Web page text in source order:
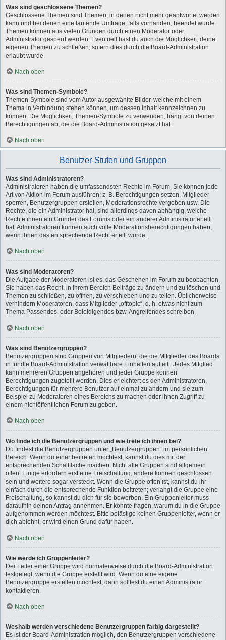
Was sind geschlossene Themen?
Geschlossene Themen sind Themen, in denen nicht mehr geantwortet werden
kann und bei denen eine laufende Umfrage, falls vorhanden, beendet wurde.
Themen können aus vielen Gründen durch einen Moderator oder
Administrator gesperrt werden. Eventuell hast du auch die Möglichkeit, deine
eigenen Themen zu schließen, sofern dies durch die Board-Administration
erlaubt wurde.
Nach oben
Was sind Themen-Symbole?
Themen-Symbole sind vom Autor ausgewählte Bilder, welche mit einem
Thema in Verbindung stehen können, um dessen Inhalt kennzeichnen zu
können. Die Möglichkeit, Themen-Symbole zu verwenden, hängt von deinen
Berechtigungen ab, die die Board-Administration gesetzt hat.
Nach oben
Benutzer-Stufen und Gruppen
Was sind Administratoren?
Administratoren haben die umfassendsten Rechte im Forum. Sie können jede
Art von Aktion im Forum ausführen; z. B. Berechtigungen setzen, Mitglieder
sperren, Benutzergruppen erstellen, Moderationsrechte vergeben usw. Die
Rechte, die ein Administrator hat, sind allerdings davon abhängig, welche
Rechte ihnen ein Gründer des Forums oder ein anderer Administrator erteilt
hat. Administratoren können auch volle Moderationsberechtigungen haben,
wenn ihnen das entsprechende Recht erteilt wurde.
Nach oben
Was sind Moderatoren?
Die Aufgabe der Moderatoren ist es, das Geschehen im Forum zu beobachten.
Sie haben das Recht, in ihrem Bereich Beiträge zu ändern und zu löschen und
Themen zu schließen, zu öffnen, zu verschieben und zu teilen. Üblicherweise
verhindern Moderatoren, dass Mitglieder „offtopic“, d. h. etwas nicht zum
Thema Passendes, oder Beleidigendes bzw. Angreifendes schreiben.
Nach oben
Was sind Benutzergruppen?
Benutzergruppen sind Gruppen von Mitgliedern, die die Mitglieder des Boards
in für die Board-Administration verwaltbare Einheiten aufteilt. Jedes Mitglied
kann mehreren Gruppen angehören und jeder Gruppe können
Berechtigungen zugeteilt werden. Dies erleichtert es den Administratoren,
Berechtigungen für mehrere Benutzer auf einmal zu ändern und sie zum
Beispiel zu Moderatoren eines Bereichs zu machen oder ihnen Zugriff zu
einem nichtöffentlichen Forum zu geben.
Nach oben
Wo finde ich die Benutzergruppen und wie trete ich ihnen bei?
Du findest die Benutzergruppen unter „Benutzergruppen“ im persönlichen
Bereich. Wenn du einer beitreten möchtest, kannst du dies mit der
entsprechenden Schaltfläche machen. Nicht alle Gruppen sind allgemein
offen. Einige erfordern erst eine Freischaltung, andere können geschlossen
sein und weitere sogar versteckt. Wenn die Gruppe offen ist, kannst du ihr
einfach durch die entsprechende Funktion beitreten; verlangt die Gruppe eine
Freischaltung, so kannst du dich für sie bewerben. Ein Gruppenleiter muss
daraufhin deinen Antrag annehmen. Er könnte fragen, warum du in die Gruppe
aufgenommen werden möchtest. Bitte belästige keinen Gruppenleiter, wenn er
dich ablehnt, er wird einen Grund dafür haben.
Nach oben
Wie werde ich Gruppenleiter?
Der Leiter einer Gruppe wird normalerweise durch die Board-Administration
festgelegt, wenn die Gruppe erstellt wird. Wenn du eine eigene
Benutzergruppe erstellen möchtest, dann solltest du einen Administrator
kontaktieren.
Nach oben
Weshalb werden verschiedene Benutzergruppen farbig dargestellt?
Es ist der Board-Administration möglich, den Benutzergruppen verschiedene